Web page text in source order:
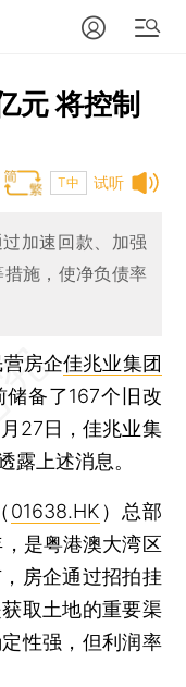
元 将控制
试听
T中
加速回款、加强
施，使净负债率
营房企佳兆业集团
备了167个旧改
27日，佳兆业集
露上述消息。
01638.HK ）总部
是粤港澳大湾区
房企通过招拍挂
取土地的重要渠
性强，但利润率